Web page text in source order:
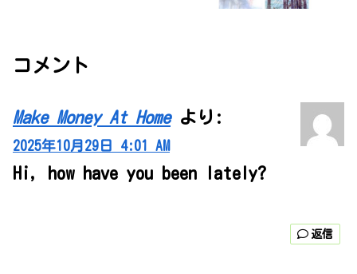
コメント
Make Money At Home より:
2025年10月29日 4:01 AM
Hi, how have you been lately?
返信